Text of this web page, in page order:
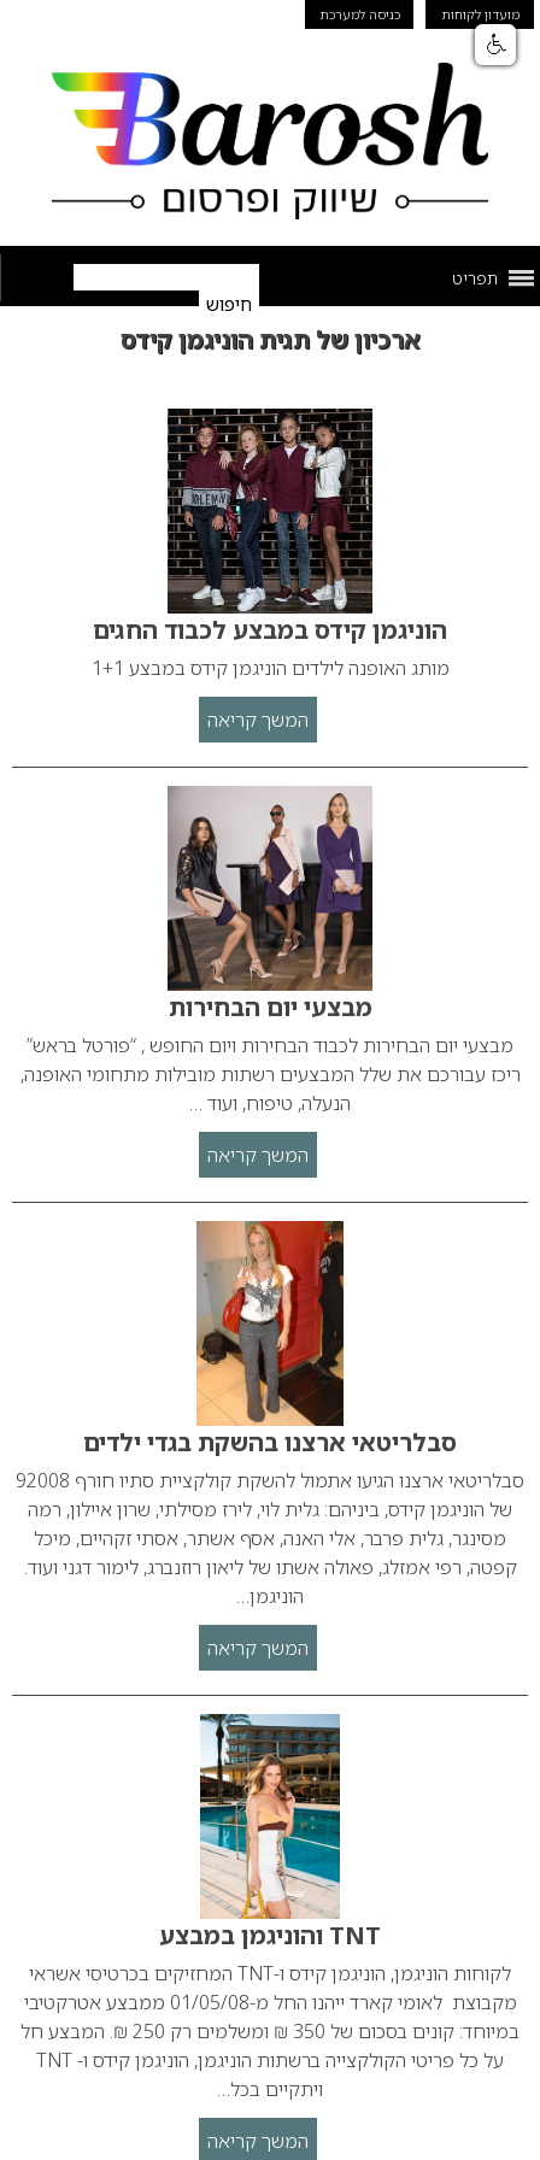
מועדון לקוחות כניסה למערכת
תפריט
ארכיון של תגית הוניגמן קידס
הוניגמן קידס במבצע לכבוד החגים
מותג האופנה לילדים הוניגמן קידס במבצע 1+1
המשך קריאה
מבצעי יום הבחירות
מבצעי יום הבחירות לכבוד הבחירות ויום החופש , “פורטל בראש”
ריכז עבורכם את שלל המבצעים רשתות מובילות מתחומי האופנה,
הנעלה, טיפוח, ועוד …
המשך קריאה
סבלריטאי ארצנו בהשקת בגדי ילדים
סבלריטאי ארצנו הגיעו אתמול להשקת קולקציית סתיו חורף 92008
של הוניגמן קידס, ביניהם: גלית לוי, לירז מסילתי, שרון איילון, רמה
מסינגר, גלית פרבר, אלי האנה, אסף אשתר, אסתי זקהיים, מיכל
קפטה, רפי אמזלג, פאולה אשתו של ליאון רוזנברג, לימור דגני ועוד.
הוניגמן…
המשך קריאה
TNT והוניגמן במבצע
לקוחות הוניגמן, הוניגמן קידס ו-TNT המחזיקים בכרטיסי אשראי
מקבוצת לאומי קארד ייהנו החל מ-01/05/08 ממבצע אטרקטיבי
במיוחד: קונים בסכום של 350 ₪ ומשלמים רק 250 ₪. המבצע חל
על כל פריטי הקולקצייה ברשתות הוניגמן, הוניגמן קידס ו- TNT
ויתקיים בכל…
המשך קריאה